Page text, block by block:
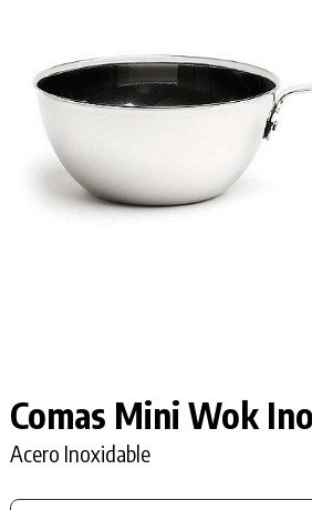
Comas Mini Wok
Acero Inoxidable